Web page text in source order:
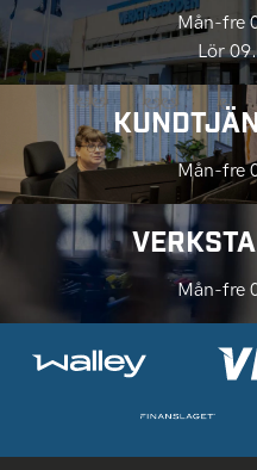
Mån-fre
Lör
Mån-fre
Mån-fre